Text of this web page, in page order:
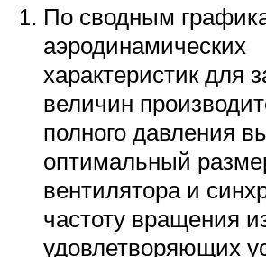
По сводным
аэродинамических
характеристик для
величин
полного давления
оптимальный
вентилятора и
частоту вращения
удовлетворяющих